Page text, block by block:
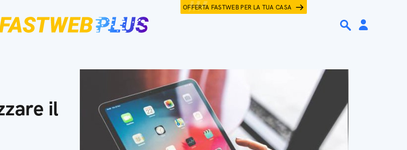
OFFERTA FASTWEB PER LA TUA CASA
il